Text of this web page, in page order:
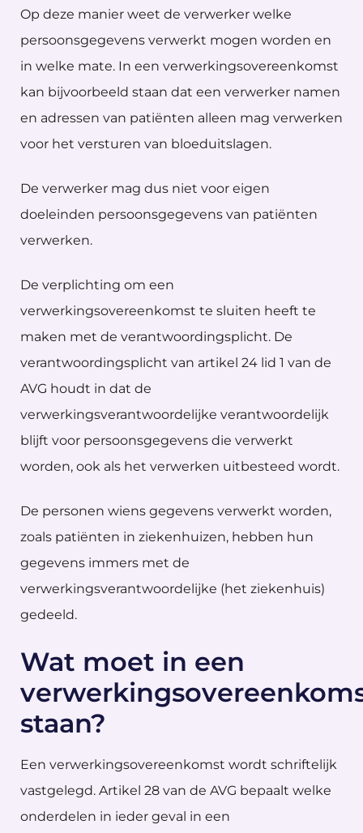
Op deze manier weet de verwerker welke
persoonsgegevens verwerkt mogen worden en
in welke mate. In een verwerkingsovereenkomst
kan bijvoorbeeld staan dat een verwerker namen
en adressen van patiënten alleen mag verwerken
voor het versturen van bloeduitslagen.
De verwerker mag dus niet voor eigen
doeleinden persoonsgegevens van patiënten
verwerken.
De verplichting om een
verwerkingsovereenkomst te sluiten heeft te
maken met de verantwoordingsplicht. De
verantwoordingsplicht van artikel 24 lid 1 van de
AVG houdt in dat de
verwerkingsverantwoordelijke verantwoordelijk
blijft voor persoonsgegevens die verwerkt
worden, ook als het verwerken uitbesteed wordt.
De personen wiens gegevens verwerkt worden,
zoals patiënten in ziekenhuizen, hebben hun
gegevens immers met de
verwerkingsverantwoordelijke (het ziekenhuis)
gedeeld.
Wat moet in een
staan?
Een verwerkingsovereenkomst wordt schriftelijk
vastgelegd. Artikel 28 van de AVG bepaalt welke
onderdelen in ieder geval in een